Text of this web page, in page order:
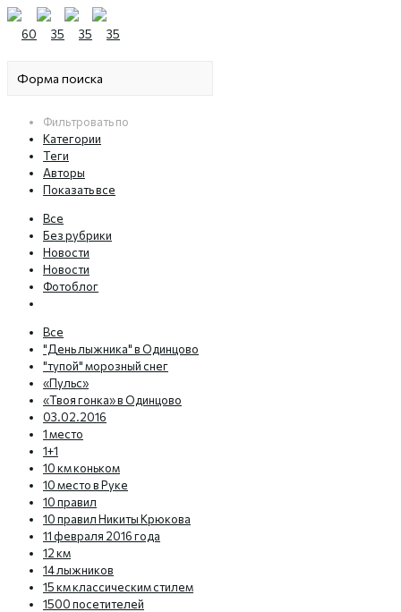
Фильтровать по
Категории
Теги
Авторы
Показать все
Все
Без рубрики
Новости
Новости
Фотоблог
Все
"День лыжника" в Одинцово
"тупой" морозный снег
«Пульс»
«Твоя гонка» в Одинцово
03.02.2016
1 место
1+1
10 км коньком
10 место в Руке
10 правил
10 правил Никиты Крюкова
11 февраля 2016 года
12 км
14 лыжников
15 км классическим стилем
1500 посетителей